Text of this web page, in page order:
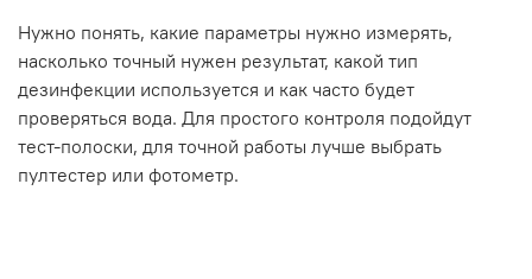
Нужно понять, какие параметры нужно измерять,
насколько точный нужен результат, какой тип
дезинфекции используется и как часто будет
проверяться вода. Для простого контроля подойдут
тест-полоски, для точной работы лучше выбрать
пултестер или фотометр.